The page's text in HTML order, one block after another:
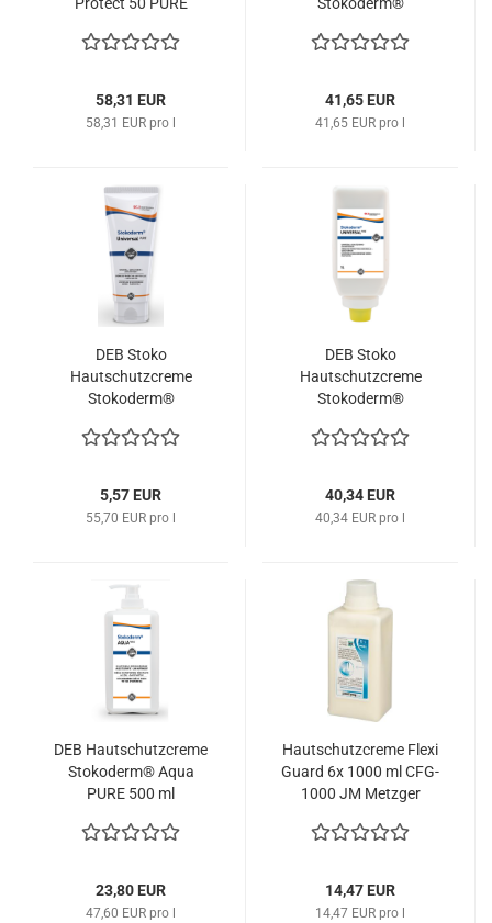
Protect 50 PURE
Johnson
58,31 EUR
58,31 EUR pro l
Stokoderm®
ml SGP1L SC Johnson
41,65 EUR
41,65 EUR pro l
DEB Stoko
Hautschutzcreme
Stokoderm®
ml SGP100ML SC
5,57 EUR
55,70 EUR pro l
DEB Stoko
Hautschutzcreme
Stokoderm®
ml Softflasche 34778
40,34 EUR
40,34 EUR pro l
DEB Hautschutzcreme
Stokoderm® Aqua
PURE 500 ml
Johnson
23,80 EUR
47,60 EUR pro l
Hautschutzcreme Flexi
Guard 6x 1000 ml CFG-
1000 JM Metzger
14,47 EUR
14,47 EUR pro l